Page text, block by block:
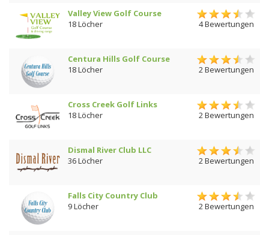
Valley View Golf Course
18 Löcher
4 Bewertungen
Centura Hills Golf Course
18 Löcher
2 Bewertungen
Cross Creek Golf Links
18 Löcher
2 Bewertungen
Dismal River Club LLC
36 Löcher
2 Bewertungen
Falls City Country Club
9 Löcher
2 Bewertungen